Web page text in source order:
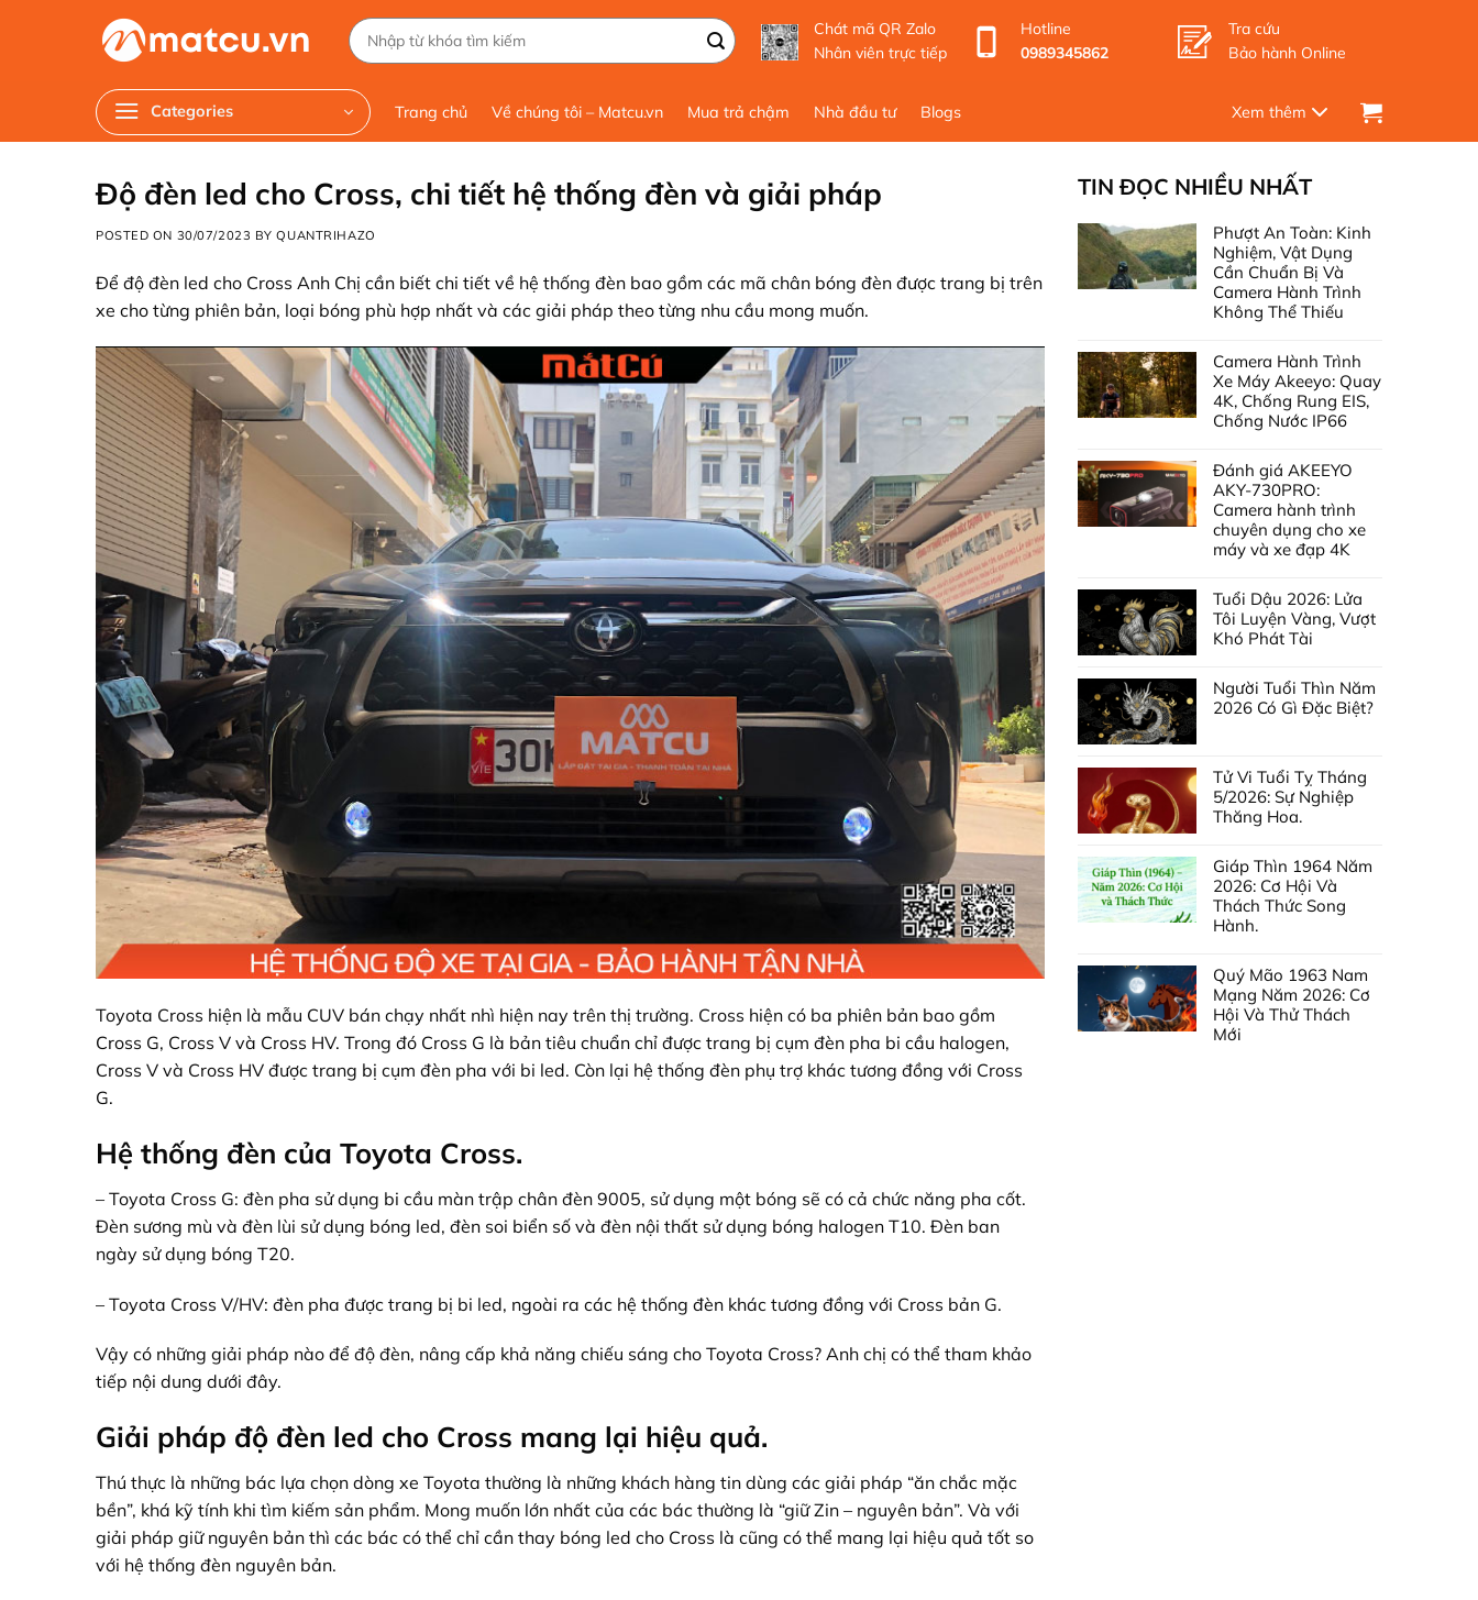
Tìm
kiếm:
Chát mã QR Zalo
Nhân viên trực tiếp
Hotline
0989345862
Tra cứu
Bảo hành Online
Categories Trang chủ Về chúng tôi – Matcu.vn Mua trả chậm Nhà đầu tư Blogs
Độ đèn led cho Cross, chi tiết hệ thống đèn và giải pháp
POSTED ON 30/07/2023 BYQUANTRIHAZO
Để độ đèn led cho Cross Anh Chị cần biết chi tiết về hệ thống đèn bao gồm các mã chân bóng đèn được trang bị trên
xe cho từng phiên bản, loại bóng phù hợp nhất và các giải pháp theo từng nhu cầu mong muốn.
Toyota Cross hiện là mẫu CUV bán chạy nhất nhì hiện nay trên thị trường. Cross hiện có ba phiên bản bao gồm
Cross G, Cross V và Cross HV. Trong đó Cross G là bản tiêu chuẩn chỉ được trang bị cụm đèn pha bi cầu halogen,
Cross V và Cross HV được trang bị cụm đèn pha với bi led. Còn lại hệ thống đèn phụ trợ khác tương đồng với Cross
G.
Hệ thống đèn của Toyota Cross.
– Toyota Cross G: đèn pha sử dụng bi cầu màn trập chân đèn 9005, sử dụng một bóng sẽ có cả chức năng pha cốt.
Đèn sương mù và đèn lùi sử dụng bóng led, đèn soi biển số và đèn nội thất sử dụng bóng halogen T10. Đèn ban
ngày sử dụng bóng T20.
– Toyota Cross V/HV: đèn pha được trang bị bi led, ngoài ra các hệ thống đèn khác tương đồng với Cross bản G.
Vậy có những giải pháp nào để độ đèn, nâng cấp khả năng chiếu sáng cho Toyota Cross? Anh chị có thể tham khảo
tiếp nội dung dưới đây.
Giải pháp độ đèn led cho Cross mang lại hiệu quả.
Thú thực là những bác lựa chọn dòng xe Toyota thường là những khách hàng tin dùng các giải pháp “ăn chắc mặc
bền”, khá kỹ tính khi tìm kiếm sản phẩm. Mong muốn lớn nhất của các bác thường là “giữ Zin – nguyên bản”. Và với
giải pháp giữ nguyên bản thì các bác có thể chỉ cần thay bóng led cho Cross là cũng có thể mang lại hiệu quả tốt so
với hệ thống đèn nguyên bản.
TIN ĐỌC NHIỀU NHẤT
Phượt An Toàn: Kinh
Nghiệm, Vật Dụng
Cần Chuẩn Bị Và
Camera Hành Trình
Không Thể Thiếu
Camera Hành Trình
Xe Máy Akeeyo: Quay
4K, Chống Rung EIS,
Chống Nước IP66
Đánh giá AKEEYO
AKY-730PRO:
Camera hành trình
chuyên dụng cho xe
máy và xe đạp 4K
Tuổi Dậu 2026: Lửa
Tôi Luyện Vàng, Vượt
Khó Phát Tài
Người Tuổi Thìn Năm
2026 Có Gì Đặc Biệt?
Tử Vi Tuổi Tỵ Tháng
5/2026: Sự Nghiệp
Thăng Hoa.
Giáp Thìn 1964 Năm
2026: Cơ Hội Và
Thách Thức Song
Hành.
Quý Mão 1963 Nam
Mạng Năm 2026: Cơ
Hội Và Thử Thách
Mới